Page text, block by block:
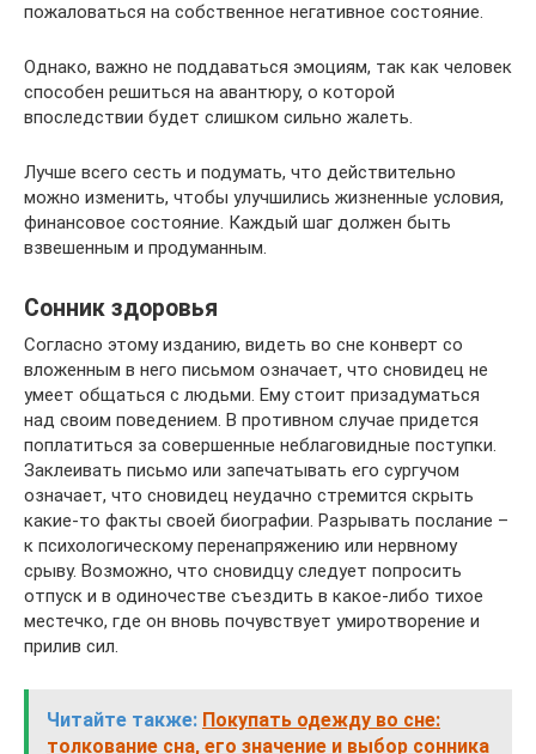
пожаловаться на собственное негативное состояние.
Однако, важно не поддаваться эмоциям, так как человек
способен решиться на авантюру, о которой
впоследствии будет слишком сильно жалеть.
Лучше всего сесть и подумать, что действительно
можно изменить, чтобы улучшились жизненные условия,
финансовое состояние. Каждый шаг должен быть
взвешенным и продуманным.
Сонник здоровья
Согласно этому изданию, видеть во сне конверт со
вложенным в него письмом означает, что сновидец не
умеет общаться с людьми. Ему стоит призадуматься
над своим поведением. В противном случае придется
поплатиться за совершенные неблаговидные поступки.
Заклеивать письмо или запечатывать его сургучом
означает, что сновидец неудачно стремится скрыть
какие-то факты своей биографии. Разрывать послание –
к психологическому перенапряжению или нервному
срыву. Возможно, что сновидцу следует попросить
отпуск и в одиночестве съездить в какое-либо тихое
местечко, где он вновь почувствует умиротворение и
прилив сил.
Читайте также: Покупать одежду во сне:
толкование сна, его значение и выбор сонника